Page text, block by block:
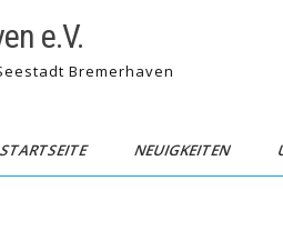
e.V.
Bremerhaven
STARTSEITE NEUIGKEITEN